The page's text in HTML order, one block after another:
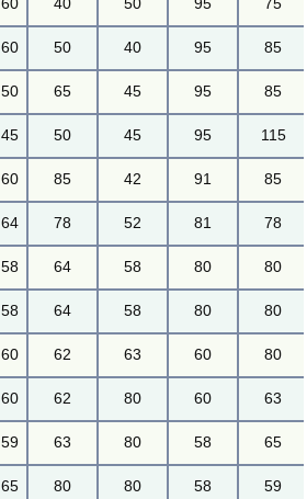
60 50 40 95 85
50 65 45 95 85
45 50 45 95 115
60 85 42 91 85
64 78 52 81 78
58 64 58 80 80
58 64 58 80 80
60 62 63 60 80
60 62 80 60 63
59 63 80 58 65
65 80 80 58 59